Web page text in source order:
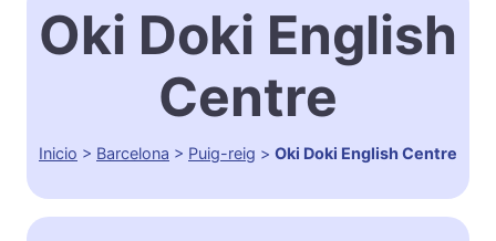
Oki Doki English
Centre
Inicio > Barcelona > Puig-reig > Oki Doki English Centre